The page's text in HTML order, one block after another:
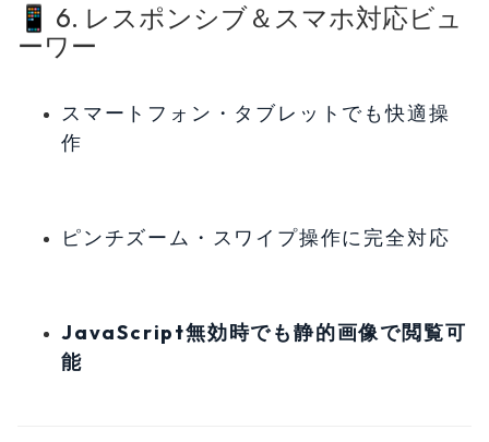
📱 6. レスポンシブ＆スマホ対応ビュ
ーワー
スマートフォン・タブレットでも快適操
作
ピンチズーム・スワイプ操作に完全対応
JavaScript無効時でも静的画像で閲覧可
能